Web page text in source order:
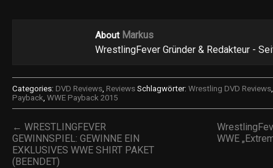
About Markus
WrestlingFever Gründer & Redakteur -
Categories: DVD Reviews Reviews Schlagwörter: Wrestling DVD Reviews
Payback WWE Payback 2015
← WRESTLINGFEVER
GEWINNSPIEL: GEWINNE EIN
EXKLUSIVES WWE SHIRT PAKET
(BEENDET)
WWE